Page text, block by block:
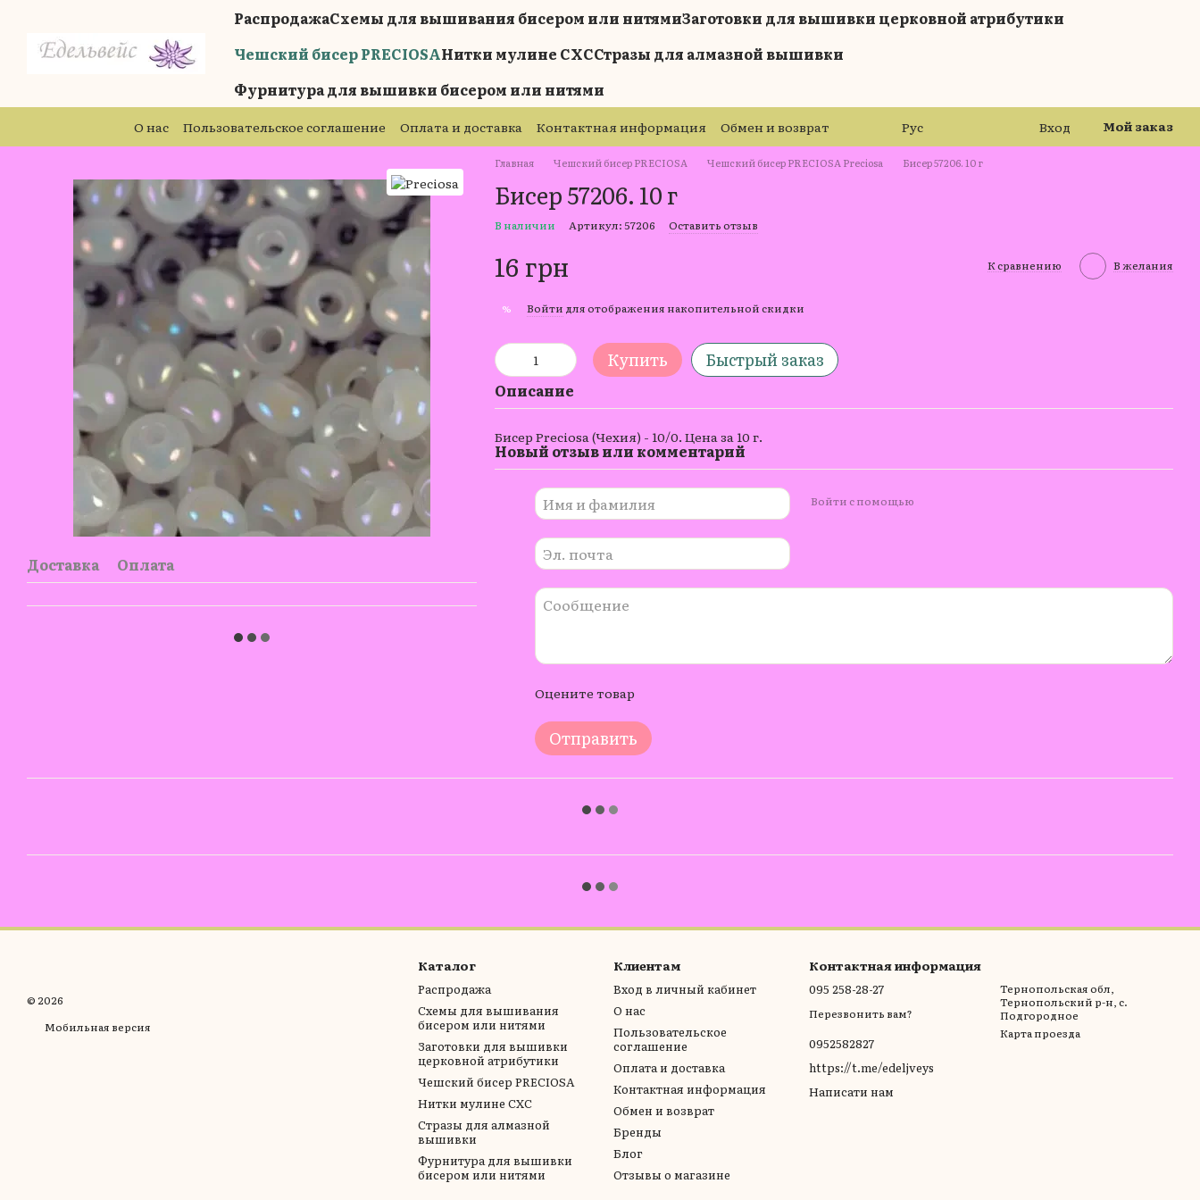
РаспродажаСхемы для вышивания бисером или нитямиЗаготовки для вышивки церковной атрибутики
Чешский бисер PRECIOSAНитки мулине СХССтразы для алмазной вышивки
Фурнитура для вышивки бисером или нитями
О нас Пользовательское соглашение Оплата и доставка Контактная информация
Обмен и возврат
Бренды
Блог Отзывы о магазине
Рус Вход Мой заказ
Доставка Оплата
Главная Чешский бисер PRECIOSA Чешский бисер PRECIOSA Preciosa Бисер 57206. 10 г
Бисер 57206. 10 г
В наличии Артикул: 57206 Оставить отзыв
16 грн К сравнению В желания
% Войти для отображения накопительной скидки
Купить Быстрый заказ
Описание
Бисер Preciosa (Чехия) - 10/0. Цена за 10 г.
Новый отзыв или комментарий
Войти с помощью
Оцените товар
Отправить
© 2026
Мобильная версия
Каталог
Распродажа
Схемы для вышивания
бисером или нитями
Заготовки для вышивки
церковной атрибутики
Чешский бисер PRECIOSA
Нитки мулине СХС
Стразы для алмазной
вышивки
Фурнитура для вышивки
бисером или нитями
Клиентам
Вход в личный кабинет
О нас
Пользовательское
соглашение
Оплата и доставка
Контактная информация
Обмен и возврат
Бренды
Блог
Отзывы о магазине
Контактная информация
095 258-28-27
Перезвонить вам?
0952582827
https://t.me/edeljveys
Написати нам
Тернопольская обл,
Тернопольский р-н, с.
Подгородное
Карта проезда